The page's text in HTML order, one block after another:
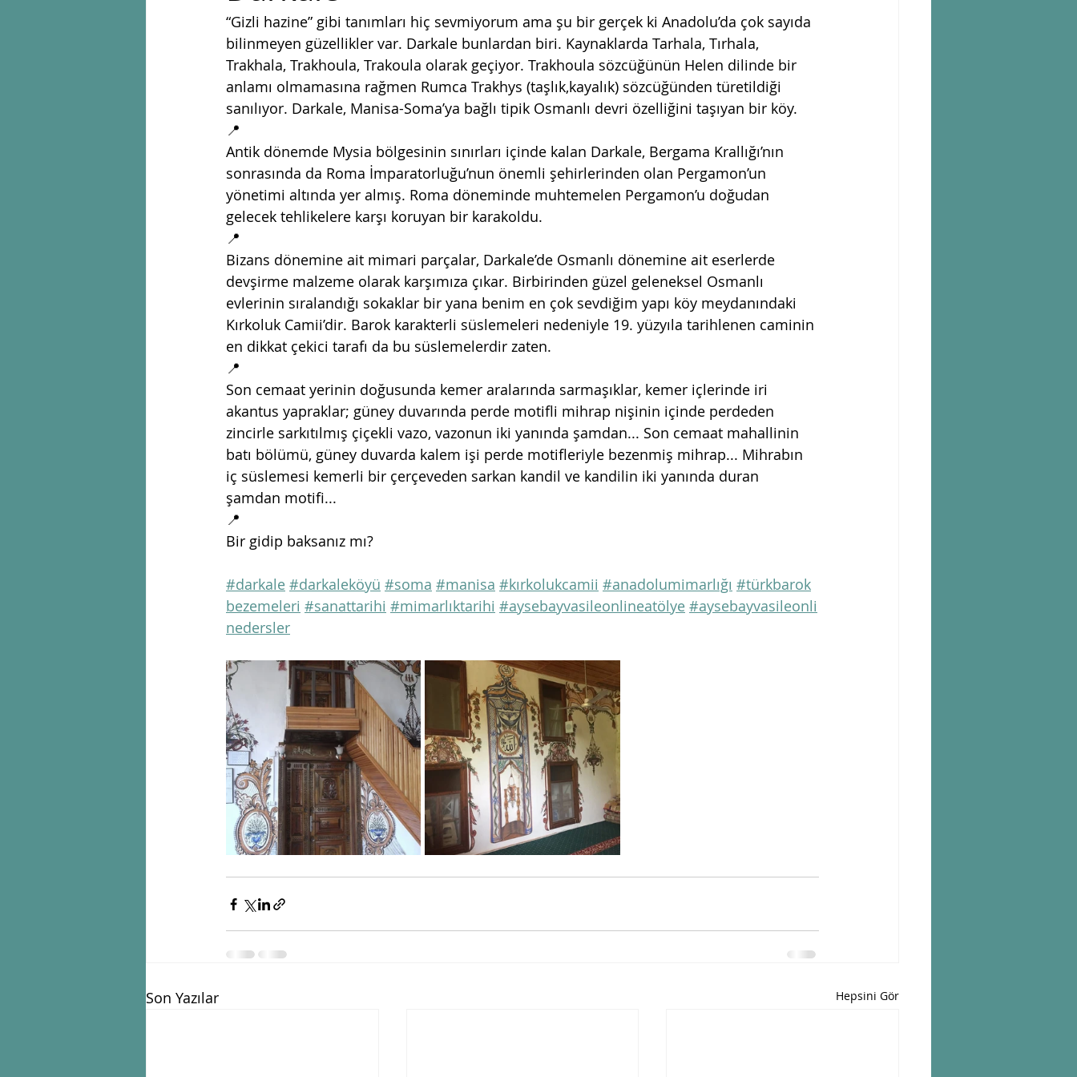
“Gizli hazine” gibi tanımları hiç sevmiyorum ama şu bir gerçek ki Anadolu’da çok sayıda
bilinmeyen güzellikler var. Darkale bunlardan biri. Kaynaklarda Tarhala, Tırhala,
Trakhala, Trakhoula, Trakoula olarak geçiyor. Trakhoula sözcüğünün Helen dilinde bir
anlamı olmamasına rağmen Rumca Trakhys (taşlık,kayalık) sözcüğünden türetildiği
sanılıyor. Darkale, Manisa-Soma’ya bağlı tipik Osmanlı devri özelliğini taşıyan bir köy.
📍
Antik dönemde Mysia bölgesinin sınırları içinde kalan Darkale, Bergama Krallığı’nın
sonrasında da Roma İmparatorluğu’nun önemli şehirlerinden olan Pergamon’un
yönetimi altında yer almış. Roma döneminde muhtemelen Pergamon’u doğudan
gelecek tehlikelere karşı koruyan bir karakoldu.
📍
Bizans dönemine ait mimari parçalar, Darkale’de Osmanlı dönemine ait eserlerde
devşirme malzeme olarak karşımıza çıkar. Birbirinden güzel geleneksel Osmanlı
evlerinin sıralandığı sokaklar bir yana benim en çok sevdiğim yapı köy meydanındaki
Kırkoluk Camii’dir. Barok karakterli süslemeleri nedeniyle 19. yüzyıla tarihlenen caminin
en dikkat çekici tarafı da bu süslemelerdir zaten.
📍
Son cemaat yerinin doğusunda kemer aralarında sarmaşıklar, kemer içlerinde iri
akantus yapraklar; güney duvarında perde motifli mihrap nişinin içinde perdeden
zincirle sarkıtılmış çiçekli vazo, vazonun iki yanında şamdan... Son cemaat mahallinin
batı bölümü, güney duvarda kalem işi perde motifleriyle bezenmiş mihrap... Mihrabın
iç süslemesi kemerli bir çerçeveden sarkan kandil ve kandilin iki yanında duran
şamdan motifi...
📍
Bir gidip baksanız mı?
#darkale #darkaleköyü #soma #manisa #kırkolukcamii #anadolumimarlığı #türkbarok
bezemeleri #sanattarihi #mimarlıktarihi #aysebayvasileonlineatölye #aysebayvasileonli
nedersler
Son Yazılar Hepsini Gör